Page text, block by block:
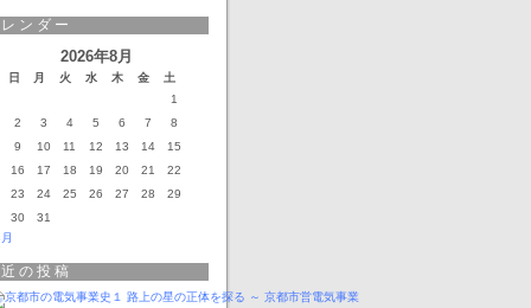
ンダー
2026年8月
日 月 火 水 木 金
土
1
2
3 4 5 6 7
8
9
10 11 12 13 14
15
16
17 18 19 20 21
22
23
24 25 26 27 28
29
30
31
の投稿